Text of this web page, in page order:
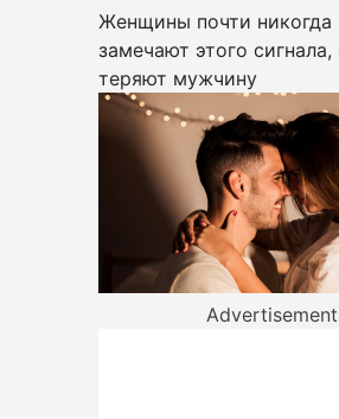
Женщины почти никогда
замечают этого
теряют мужчину